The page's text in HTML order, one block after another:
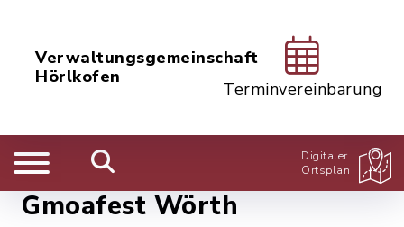
Verwaltungsgemeinschaft
Hörlkofen
Terminvereinbarung
Digitaler
Ortsplan
Gmoafest Wörth